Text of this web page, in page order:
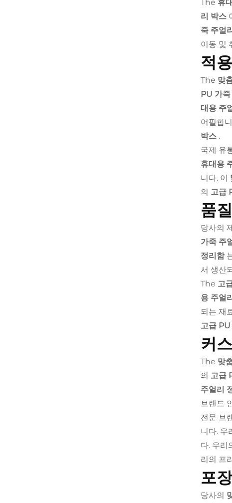
The 휴
리 박스
죽 주얼
이동 및
적
The 맞
PU 가
대용 주
어필합
박스 .
국제 유
휴대용
니다. 이
의 고급
품
당사의
가죽 주
정리함
서 생산
The 고
용 주얼
되는 재
고급
커
The 맞
의 고급
주얼리
브랜드
전문 브
니다. 우
다. 우리
리의 프
포
당사의